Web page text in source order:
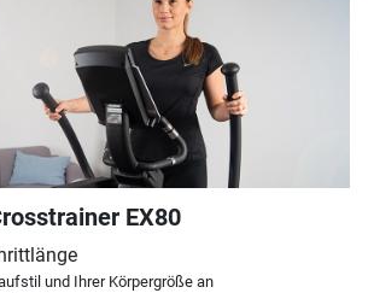
EX80
und Ihrer Körpergröße an